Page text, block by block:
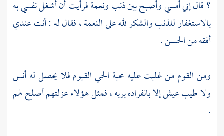
؟ قال إني أمسي وأصبح بين ذنب ونعمة فرأيت أن أشغل نفسي به
بالاستغفار للذنب والشكر لله على النعمة ، فقال له : أنت عندي
أفقه منالحسن.
ومن القوم من غلبت عليه محبة الحي القيوم فلا يحصل له أنس
ولا طيب عيش إلا بانفراده بربه ، فمثل هؤلاء عزلتهم أصلح لهم
.